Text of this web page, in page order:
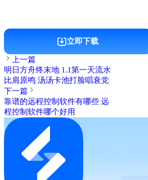
立即下载
上一篇
明日方舟终末地 1.1第一天流水
比肩原鸣 汤汤卡池打脸唱衰党
下一篇
靠谱的远程控制软件有哪些 远
程控制软件哪个好用